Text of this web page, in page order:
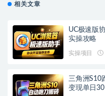
相关文章
UC极速版
实操攻略
实操项目
三角洲S10
变现单日30